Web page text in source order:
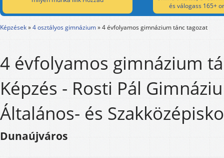
és válogass 165+
Képzések»4 osztályos gimnázium»4 évfolyamos gimnázium tánc tagozat
4 évfolyamos gimnázium
Képzés - Rosti Pál
Általános- és
Dunaújváros